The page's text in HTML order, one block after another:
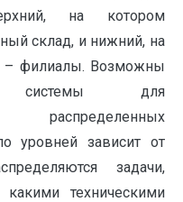
на котором
склад, и нижний, на
– филиалы. Возможны
системы для
распределенных
уровней зависит от
задачи,
техническими